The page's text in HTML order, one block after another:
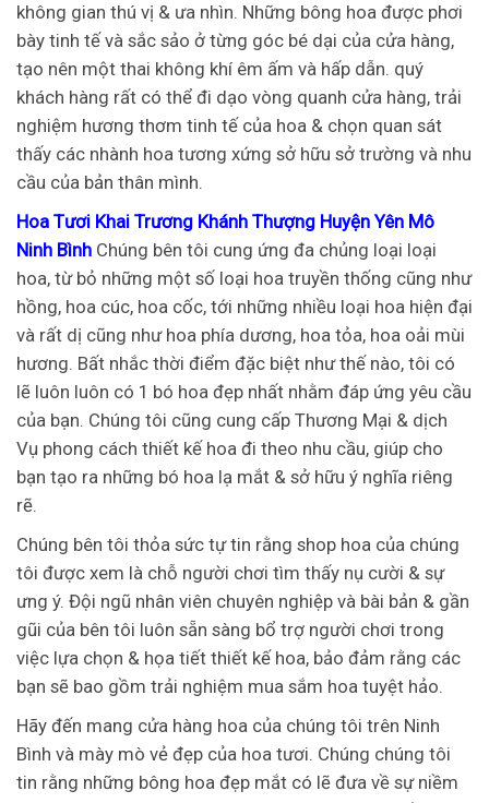
không gian thú vị & ưa nhìn. Những bông hoa được phơi
bày tinh tế và sắc sảo ở từng góc bé dại của cửa hàng,
tạo nên một thai không khí êm ấm và hấp dẫn. quý
khách hàng rất có thể đi dạo vòng quanh cửa hàng, trải
nghiệm hương thơm tinh tế của hoa & chọn quan sát
thấy các nhành hoa tương xứng sở hữu sở trường và nhu
cầu của bản thân mình.
Hoa Tươi Khai Trương Khánh Thượng Huyện Yên Mô
Ninh Bình Chúng bên tôi cung ứng đa chủng loại loại
hoa, từ bỏ những một số loại hoa truyền thống cũng như
hồng, hoa cúc, hoa cốc, tới những nhiều loại hoa hiện đại
và rất dị cũng như hoa phía dương, hoa tỏa, hoa oải mùi
hương. Bất nhắc thời điểm đặc biệt như thế nào, tôi có
lẽ luôn luôn có 1 bó hoa đẹp nhất nhằm đáp ứng yêu cầu
của bạn. Chúng tôi cũng cung cấp Thương Mại & dịch
Vụ phong cách thiết kế hoa đi theo nhu cầu, giúp cho
bạn tạo ra những bó hoa lạ mắt & sở hữu ý nghĩa riêng
rẽ.
Chúng bên tôi thỏa sức tự tin rằng shop hoa của chúng
tôi được xem là chỗ người chơi tìm thấy nụ cười & sự
ưng ý. Đội ngũ nhân viên chuyên nghiệp và bài bản & gần
gũi của bên tôi luôn sẵn sàng bổ trợ người chơi trong
việc lựa chọn & họa tiết thiết kế hoa, bảo đảm rằng các
bạn sẽ bao gồm trải nghiệm mua sắm hoa tuyệt hảo.
Hãy đến mang cửa hàng hoa của chúng tôi trên Ninh
Bình và mày mò vẻ đẹp của hoa tươi. Chúng chúng tôi
tin rằng những bông hoa đẹp mắt có lẽ đưa về sự niềm